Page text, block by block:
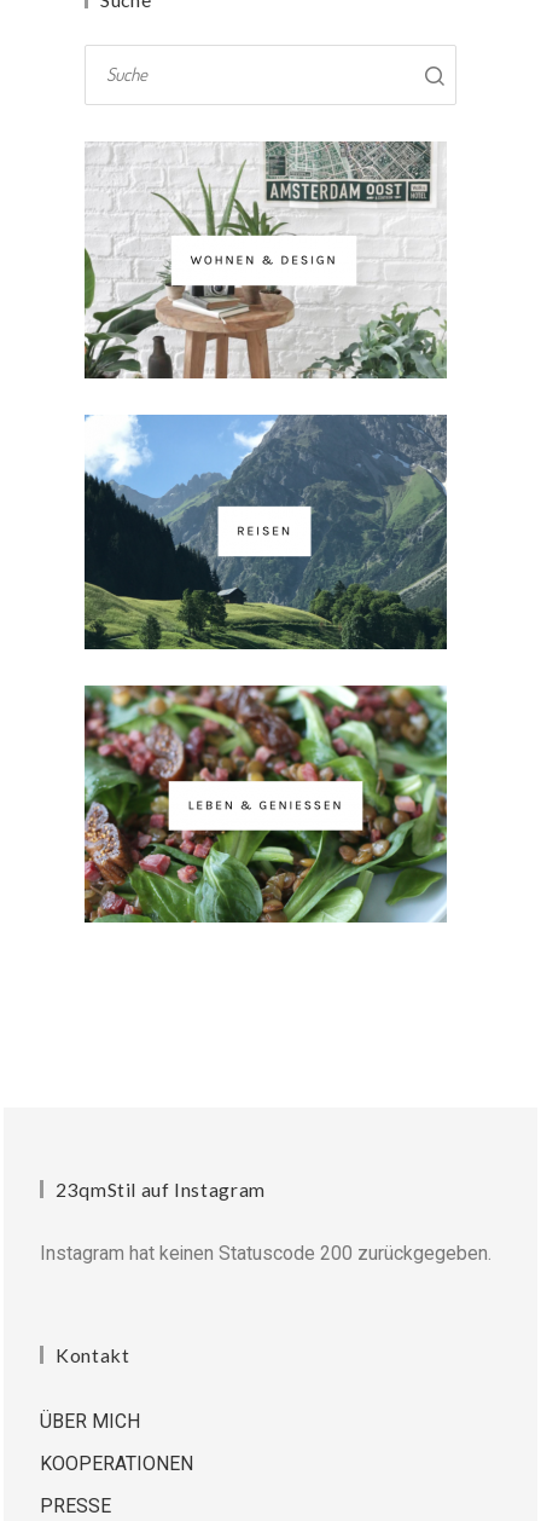
23qmStil auf Instagram
Instagram hat keinen Statuscode 200 zurückgegeben.
Kontakt
ÜBER MICH
KOOPERATIONEN
PRESSE